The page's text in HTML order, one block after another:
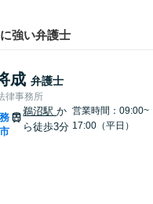
強い弁護士
成 弁護士
律事務所
鵜沼駅か
ら徒歩3分
営業時間：09:00~
17:00（平日）